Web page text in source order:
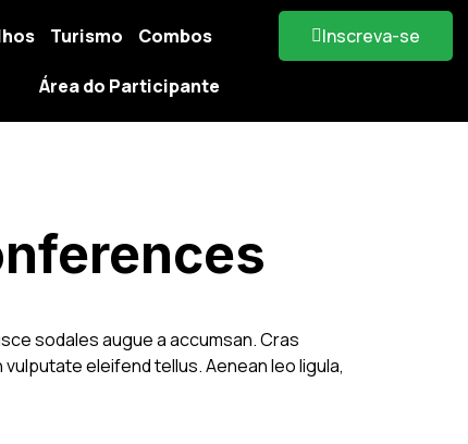
Turismo Combos
Área do Participante
Inscreva-se
sodales augue a accumsan. Cras
eleifend tellus. Aenean leo ligula,